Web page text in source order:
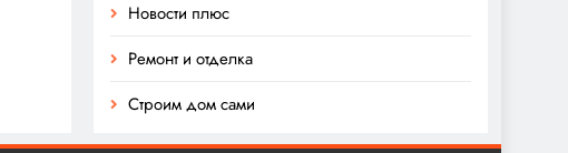
Новости плюс
Ремонт и отделка
Строим дом сами